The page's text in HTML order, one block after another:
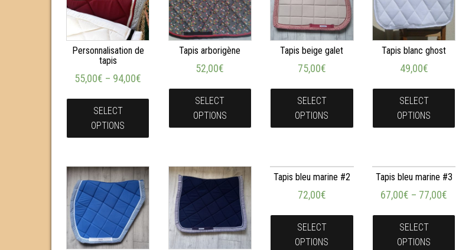
Personnalisation de
tapis
55,00€ – 94,00€
SELECT
OPTIONS
Tapis arborigène
52,00€
SELECT
OPTIONS
Tapis beige galet
75,00€
SELECT
OPTIONS
Tapis blanc ghost
49,00€
SELECT
OPTIONS
Tapis bleu marine #2
72,00€
SELECT
OPTIONS
Tapis bleu marine #3
67,00€ – 77,00€
SELECT
OPTIONS